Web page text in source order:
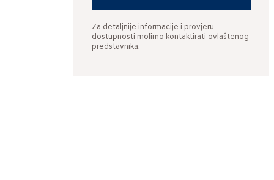
Za detaljnije informacije i provjeru
dostupnosti molimo kontaktirati ovlaštenog
predstavnika.